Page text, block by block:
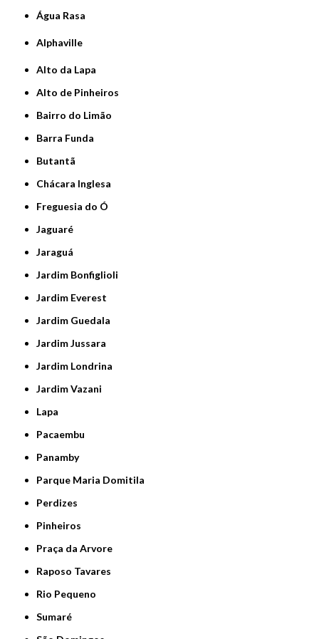
Água Rasa
Alphaville
Alto da Lapa
Alto de Pinheiros
Bairro do Limão
Barra Funda
Butantã
Chácara Inglesa
Freguesia do Ó
Jaguaré
Jaraguá
Jardim Bonfiglioli
Jardim Everest
Jardim Guedala
Jardim Jussara
Jardim Londrina
Jardim Vazani
Lapa
Pacaembu
Panamby
Parque Maria Domitila
Perdizes
Pinheiros
Praça da Arvore
Raposo Tavares
Rio Pequeno
Sumaré